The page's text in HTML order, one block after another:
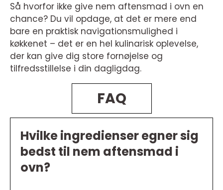
Så hvorfor ikke give nem aftensmad i ovn en
chance? Du vil opdage, at det er mere end
bare en praktisk navigationsmulighed i
køkkenet – det er en hel kulinarisk oplevelse,
der kan give dig store fornøjelse og
tilfredsstillelse i din dagligdag.
FAQ
Hvilke ingredienser egner sig
bedst til nem aftensmad i
ovn?